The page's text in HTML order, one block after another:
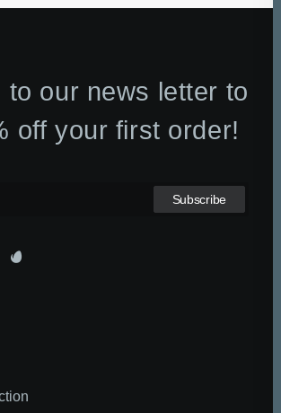
to our news letter to
off your first order!